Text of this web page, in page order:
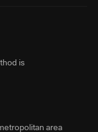
is
area